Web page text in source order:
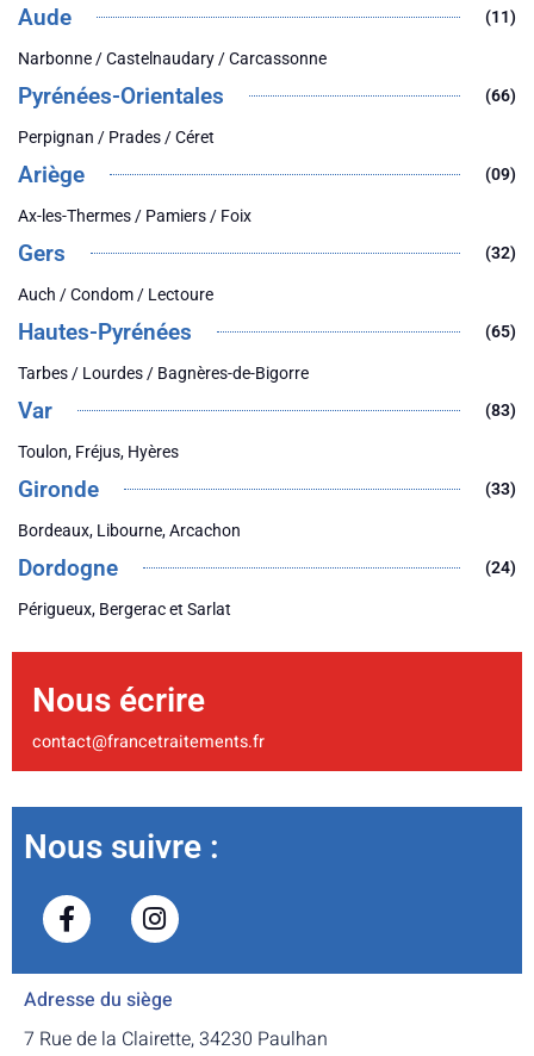
Aude (11)
Narbonne / Castelnaudary / Carcassonne
Pyrénées-Orientales (66)
Perpignan / Prades / Céret
Ariège (09)
Ax-les-Thermes / Pamiers / Foix
Gers (32)
Auch / Condom / Lectoure
Hautes-Pyrénées (65)
Tarbes / Lourdes / Bagnères-de-Bigorre
Var (83)
Toulon, Fréjus, Hyères
Gironde (33)
Bordeaux, Libourne, Arcachon
Dordogne (24)
Périgueux, Bergerac et Sarlat
Nous écrire
contact@francetraitements.fr
Nous suivre :
Adresse du siège
7 Rue de la Clairette, 34230 Paulhan